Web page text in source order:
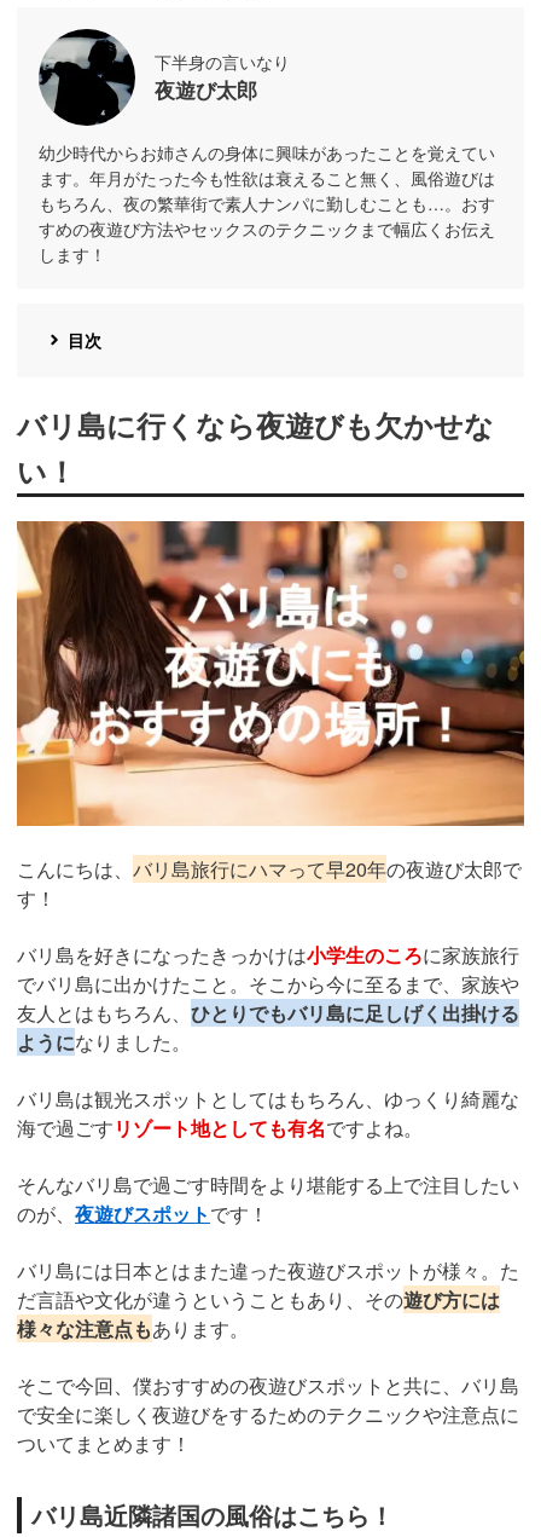
下半身の言いなり
夜遊び太郎
幼少時代からお姉さんの身体に興味があったことを覚えてい
ます。年月がたった今も性欲は衰えること無く、風俗遊びは
もちろん、夜の繁華街で素人ナンパに勤しむことも…。おす
すめの夜遊び方法やセックスのテクニックまで幅広くお伝え
します！
目次
バリ島に行くなら夜遊びも欠かせな
い！
こんにちは、 バリ島旅行にハマって早20年の夜遊び太郎で
す！
バリ島を好きになったきっかけは小学生のころに家族旅行
でバリ島に出かけたこと。そこから今に至るまで、家族や
友人とはもちろん、 ひとりでもバリ島に足しげく出掛ける
ようになりました。
バリ島は観光スポットとしてはもちろん、ゆっくり綺麗な
海で過ごすリゾート地としても有名ですよね。
そんなバリ島で過ごす時間をより堪能する上で注目したい
のが、 夜遊びスポットです！
バリ島には日本とはまた違った夜遊びスポットが様々。た
だ言語や文化が違うということもあり、その遊び方には
様々な注意点もあります。
そこで今回、僕おすすめの夜遊びスポットと共に、バリ島
で安全に楽しく夜遊びをするためのテクニックや注意点に
ついてまとめます！
バリ島近隣諸国の風俗はこちら！